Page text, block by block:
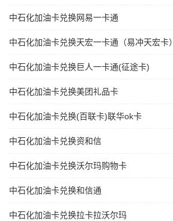
中石化加油卡兑换网易一卡通
中石化加油卡兑换天宏一卡通（易冲天宏卡）
中石化加油卡兑换巨人一卡通(征途卡)
中石化加油卡兑换美团礼品卡
中石化加油卡兑换(百联卡)联华ok卡
中石化加油卡兑换资和信
中石化加油卡兑换沃尔玛购物卡
中石化加油卡兑换和信通
中石化加油卡兑换拉卡拉沃尔玛